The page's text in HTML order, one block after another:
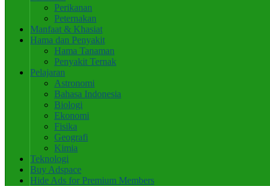
Perikanan
Peternakan
Manfaat & Khasiat
Hama dan Penyakit
Hama Tanaman
Penyakit Ternak
Pelajaran
Astronomi
Bahasa Indonesia
Biologi
Ekonomi
Fisika
Geografi
Kimia
Teknologi
Buy Adspace
Hide Ads for Premium Members